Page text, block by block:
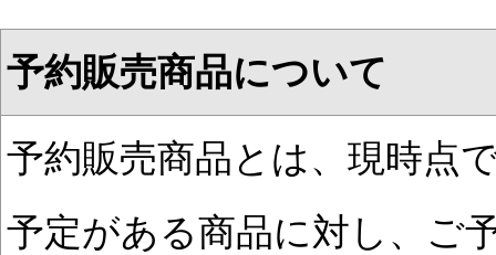
予約販売商品について
予約販売商品とは、現時点
予定がある商品に対し、ご